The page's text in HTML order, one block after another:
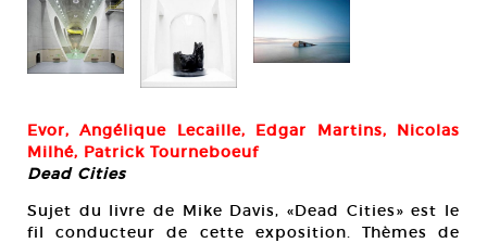
Evor, Angélique Lecaille, Edgar Martins, Nicolas
Milhé, Patrick Tourneboeuf
Dead Cities
Sujet du livre de Mike Davis, «Dead Cities» est le
fil conducteur de cette exposition. Thèmes de